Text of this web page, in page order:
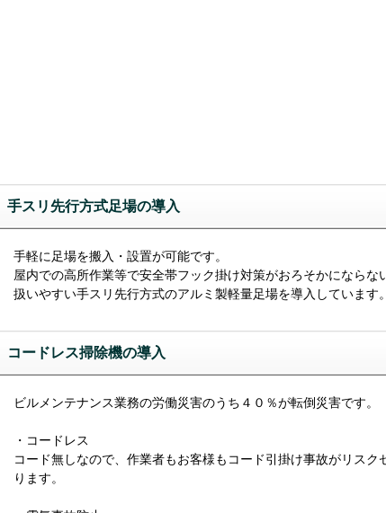
手スリ先行方式足場の導入
手軽に足場を搬入・設置が可能です。
屋内での高所作業等で安全帯フック掛け対策がおろそかにならな
扱いやすい手スリ先行方式のアルミ製軽量足場を導入しています
コードレス掃除機の導入
ビルメンテナンス業務の労働災害のうち４０％が転倒災害です。
・コードレス
コード無しなので、作業者もお客様もコード引掛け事故がリスク
ります。